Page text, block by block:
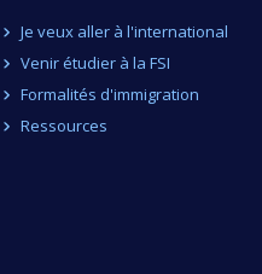
Je veux aller à l'international
Venir étudier à la FSI
Formalités d'immigration
Ressources